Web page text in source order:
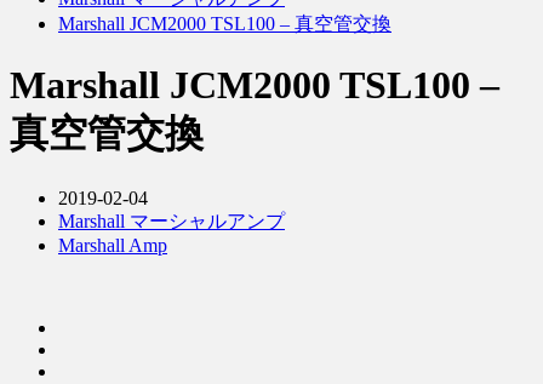
Marshall JCM2000 TSL100 – 真空管交換
Marshall JCM2000 TSL100 –
真空管交換
2019-02-04
Marshall マーシャルアンプ
Marshall Amp